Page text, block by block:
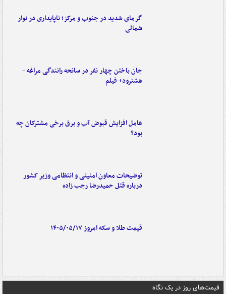
گرمای شدید در جنوب و مرکز؛ ناپایداری در نوار
شمالی
جان باختن چهار نفر در سانحه رانندگی مراغه -
هشترود+ فیلم
عامل افزایش قبوض آب و برق برخی مشترکان چه
بود؟
توضیحات معاون امنیتی و انتظامی وزیر کشور
درباره قتل حمیدرضا رجب زاده
قیمت طلا و سکه امروز ۱۴۰۵/۰۵/۱۷
قیمت‌های روز در یک نگاه